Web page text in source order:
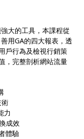
大的工具，本課程從
用GA的四大報表，透
戶行為及檢視行銷策
，完整剖析網站流量
力
成效
體驗